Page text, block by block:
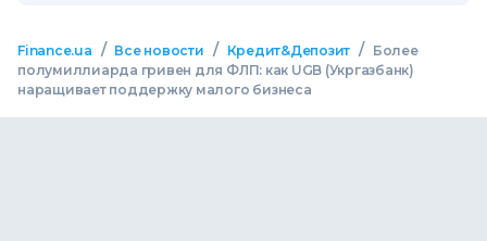
Finance.ua / Все новости / Кредит&Депозит /
Более
полумиллиарда гривен для ФЛП: как UGB (Укргазбанк)
наращивает поддержку малого бизнеса